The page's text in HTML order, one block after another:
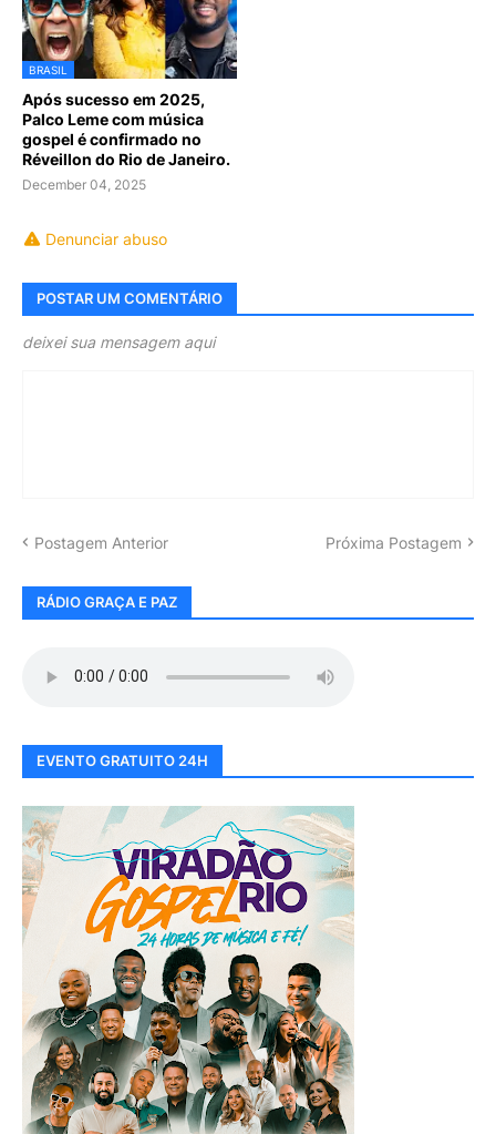
BRASIL
Após sucesso em 2025,
Palco Leme com música
gospel é confirmado no
Réveillon do Rio de Janeiro.
December 04, 2025
Denunciar abuso
POSTAR UM COMENTÁRIO
deixei sua mensagem aqui
Postagem Anterior Próxima Postagem
RÁDIO GRAÇA E PAZ
EVENTO GRATUITO 24H